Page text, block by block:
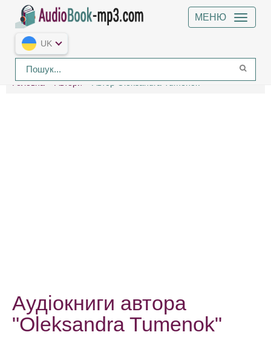
МЕНЮ
UK
Головна Автори Автор Oleksandra Tumenok
Аудіокниги автора
"Oleksandra Tumenok"